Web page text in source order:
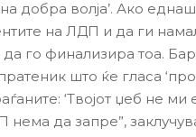
добра волја’. Ако
на ЛДП и да ги
го финализира тоа.
што ќе гласа
‘Твојот џеб не
нема да запре”,